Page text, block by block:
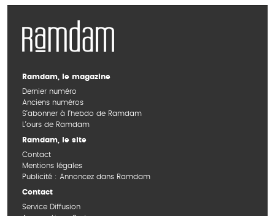
Ramdam, le magazine
Dernier numéro
Anciens numéros
S’abonner à l’hebdo de Ramdam
L’ours de Ramdam
Ramdam, le site
Contact
Mentions légales
Publicité : Annoncez dans Ramdam
Contact
Service Diffusion